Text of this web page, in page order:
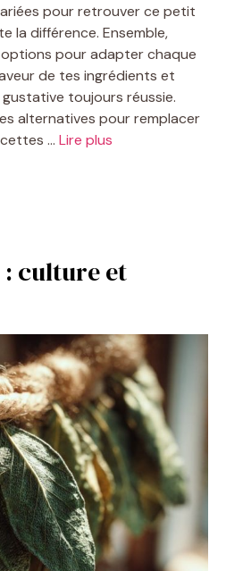
pour retrouver ce petit
la différence. Ensemble,
pour adapter chaque
de tes ingrédients et
toujours réussie.
alternatives pour remplacer
… Lire plus
: culture et